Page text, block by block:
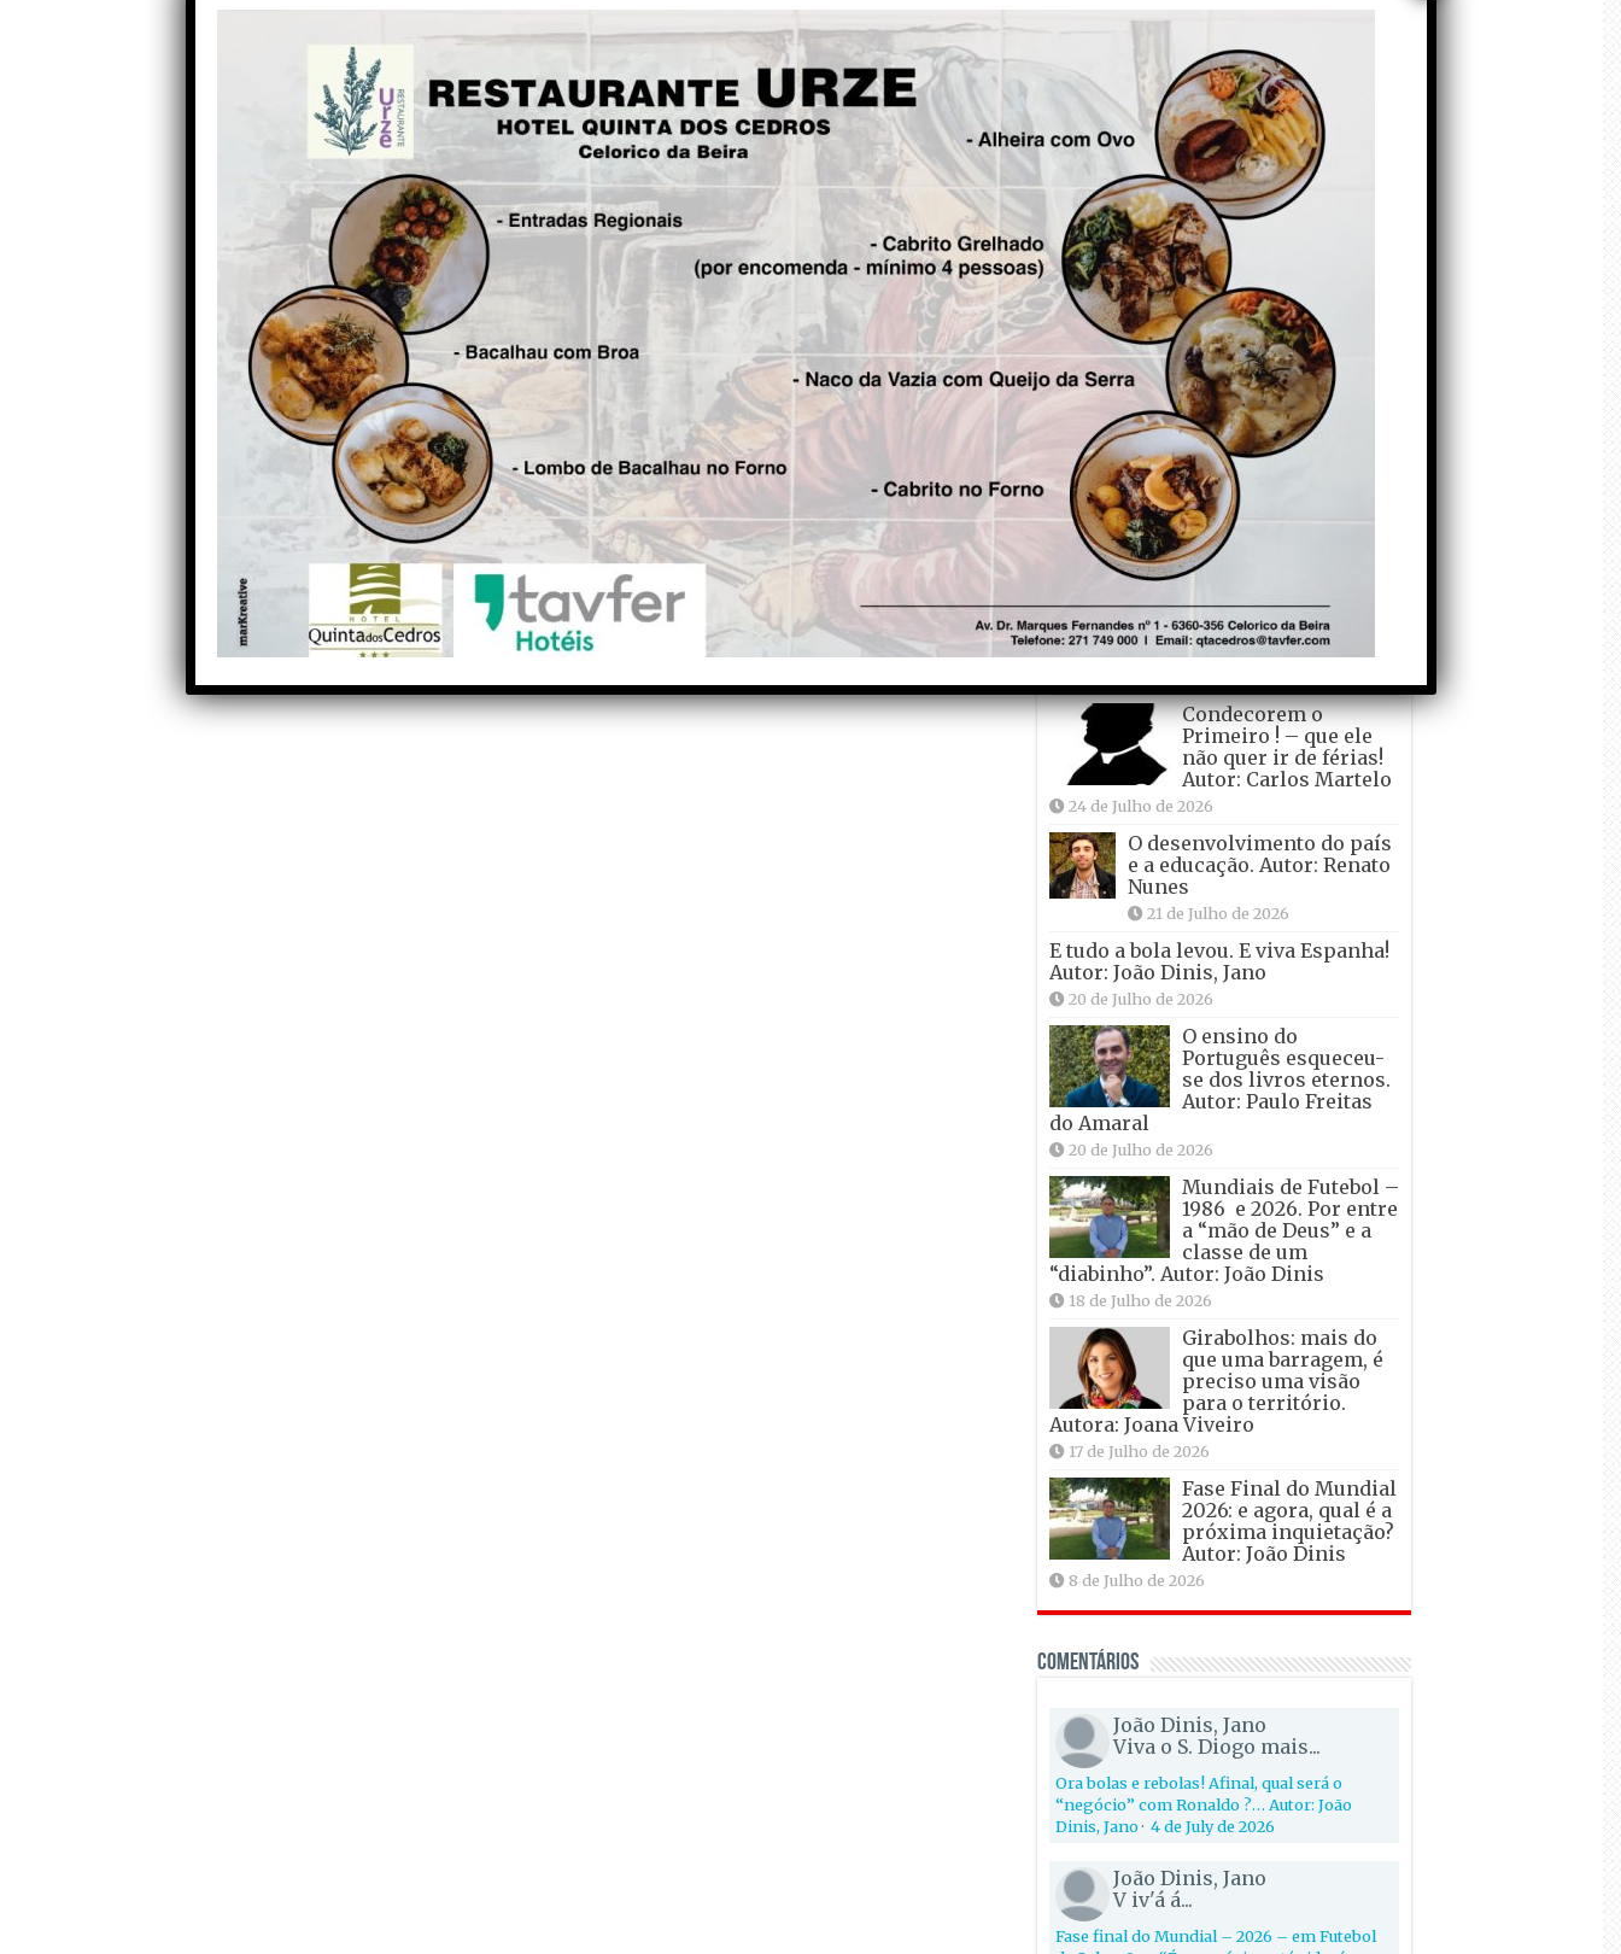
Vila Nova de Poiares recebeu
mais de 1400 atletas no XI
Poiares Trail
Seg.
63.º Torneio de Sueca do
Chamadouro reuniu
jogadores de vários
concelhos
OPINIÃO E CRÓNICAS
Matraquilhos… Autor:
Fernando Roldão
6 de Agosto de 2026
A marca Sporting em
todo o mundo está a
crescer atrás de
Ronaldo. Autor: Paulo
Freitas do Amaral
5 de Agosto de 2026
Falso crescimento…
Autor: Nuno Pereira
1 de Agosto de 2026
Tadei Pogacar vence o
“Tour” – A “Volta a
França em Bicicleta”
pela quinta vez! Autor:
João Dinis
Condecorem o
Primeiro ! – que ele
não quer ir de férias!
Autor: Carlos Martelo
24 de Julho de 2026
O desenvolvimento do país
e a educação. Autor: Renato
Nunes
21 de Julho de 2026
E tudo a bola levou. E viva Espanha!
Autor: João Dinis, Jano
20 de Julho de 2026
O ensino do
Português esqueceu-
se dos livros eternos.
Autor: Paulo Freitas
do Amaral
20 de Julho de 2026
Mundiais de Futebol –
1986 e 2026. Por entre
a “mão de Deus” e a
classe de um
“diabinho”. Autor: João Dinis
18 de Julho de 2026
Girabolhos: mais do
que uma barragem, é
preciso uma visão
para o território.
Autora: Joana Viveiro
17 de Julho de 2026
Fase Final do Mundial
2026: e agora, qual é a
próxima inquietação?
Autor: João Dinis
8 de Julho de 2026
Comentários
João Dinis, Jano
Viva o S. Diogo mais...
Ora bolas e rebolas! Afinal, qual será o
“negócio” com Ronaldo ?… Autor: João
Dinis, Jano· 4 de July de 2026
João Dinis, Jano
V iv'á á...
Fase final do Mundial – 2026 – em Futebol